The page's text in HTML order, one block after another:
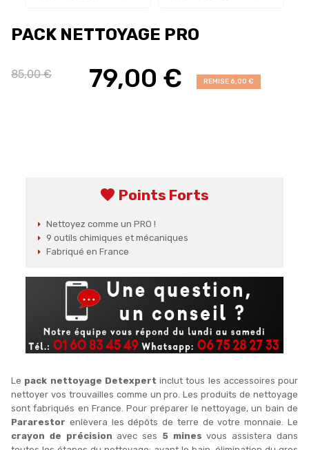
PACK NETTOYAGE PRO
85,00 € 79,00 € REMISE 6,00 €
favorite Points Forts
Nettoyez comme un PRO !
9 outils chimiques et mécaniques
Fabriqué en France
Le pack nettoyage Detexpert inclut tous les accessoires pour
nettoyer vos trouvailles comme un pro. Les produits de nettoyage
sont fabriqués en France. Pour préparer le nettoyage, un bain de
Pararestor enlèvera les dépôts de terre de votre monnaie. Le
crayon de précision avec ses 5 mines vous assistera dans